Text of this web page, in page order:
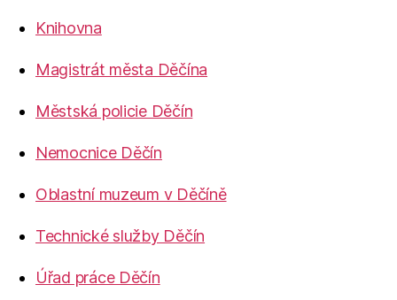
Knihovna
Magistrát města Děčína
Městská policie Děčín
Nemocnice Děčín
Oblastní muzeum v Děčíně
Technické služby Děčín
Úřad práce Děčín